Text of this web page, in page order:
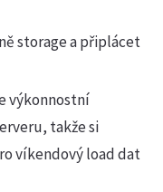
storage a připlácet
výkonnostní
takže si
víkendový load dat